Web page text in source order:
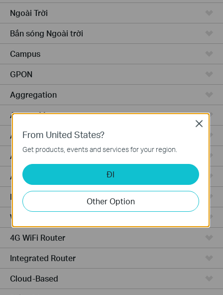
Ngoài Trời
Bắn sóng Ngoài trời
Campus
GPON
Aggregation
Access Max
Access Pro
Access
Access Plus
Router Có Dây
WiFi Router
4G WiFi Router
Integrated Router
Cloud-Based
From United States?
Get products, events and services for your region.
ĐI
Other Option
Close